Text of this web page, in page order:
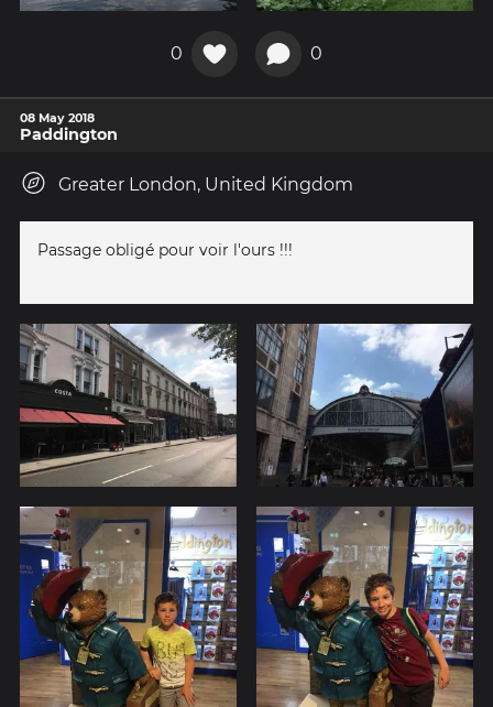
0 0
08 May 2018
Paddington
Greater London, United Kingdom
Passage obligé pour voir l'ours !!!